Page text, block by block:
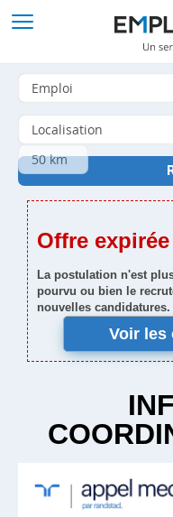
Offre expirée
La postulation n'est
pourvu ou bien le
nouvelles candidatures.
Voir les